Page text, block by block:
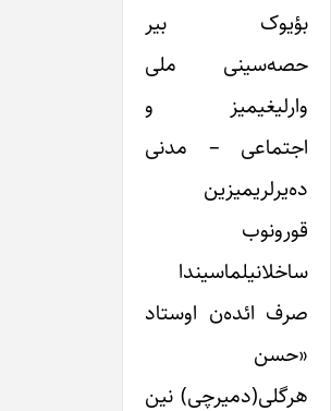
بؤیوک بیر
حصه‌سینی ملی
وارلیغیمیز و
اجتماعی – مدنی
ده‌یرلریمیزین
قورونوب
ساخلانیلماسیندا
صرف ائده‌ن اوستاد
«حسن
هرگلی(دمیرچی) نین